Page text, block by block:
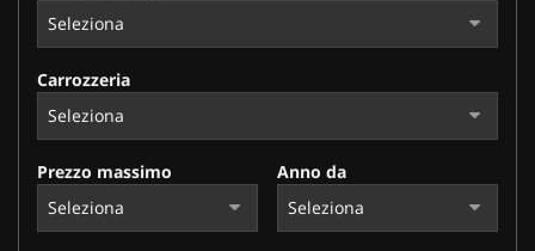
CONTATTI
Carrozzeria
Prezzo massimo Anno da